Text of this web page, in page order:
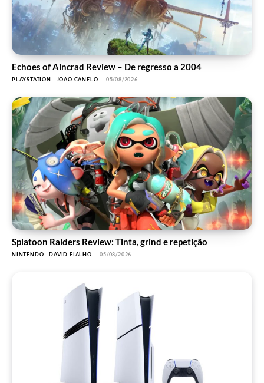
Echoes of Aincrad Review – De regresso a 2004
PLAYSTATION JOÃO CANELO - 05/08/2026
Splatoon Raiders Review: Tinta, grind e repetição
NINTENDO DAVID FIALHO - 05/08/2026